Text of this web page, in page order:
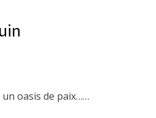
un oasis de paix……